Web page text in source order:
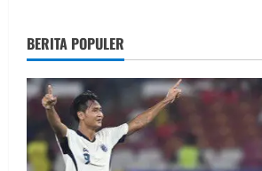
BERITA POPULER